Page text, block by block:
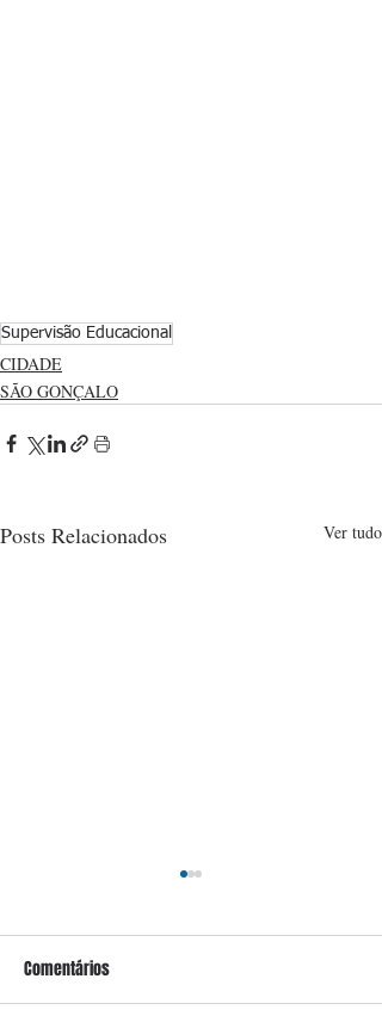
Supervisão Educacional
CIDADE
SÃO GONÇALO
Posts Relacionados Ver tudo
Comentários